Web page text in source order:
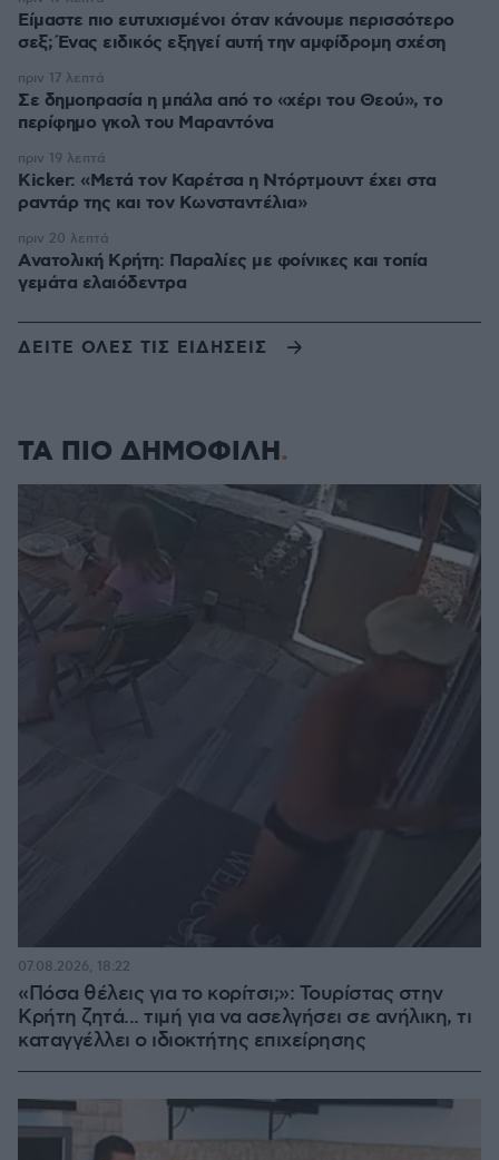
Είμαστε πιο ευτυχισμένοι όταν κάνουμε περισσότερο
σεξ; Ένας ειδικός εξηγεί αυτή την αμφίδρομη σχέση
Σε δημοπρασία η μπάλα από το «χέρι του Θεού», το
περίφημο γκολ του Μαραντόνα
πριν 17 λεπτά
Kicker: «Μετά τον Καρέτσα η Ντόρτμουντ έχει στα
ραντάρ της και τον Κωνσταντέλια»
πριν 19 λεπτά
Aνατολική Κρήτη: Παραλίες με φοίνικες και τοπία
γεμάτα ελαιόδεντρα
πριν 20 λεπτά
ΔΕΙΤΕ ΟΛΕΣ ΤΙΣ ΕΙΔΗΣΕΙΣ
ΤΑ ΠΙΟ ΔΗΜΟΦΙΛΗ
«Πόσα θέλεις για το κορίτσι;»: Τουρίστας στην
Κρήτη ζητά... τιμή για να ασελγήσει σε ανήλικη, τι
καταγγέλλει ο ιδιοκτήτης επιχείρησης
07.08.2026, 18:22